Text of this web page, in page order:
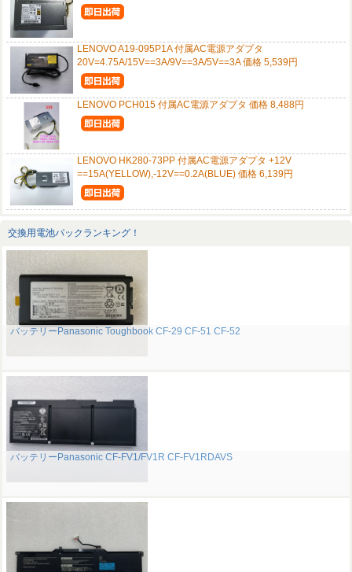
LENOVO A19-095P1A 付属AC電源アダプタ
20V=4.75A/15V==3A/9V==3A/5V==3A 価格 5,539円
LENOVO PCH015 付属AC電源アダプタ 価格 8,488円
LENOVO HK280-73PP 付属AC電源アダプタ +12V
==15A(YELLOW),-12V==0.2A(BLUE) 価格 6,139円
交換用電池パックランキング！
バッテリーPanasonic Toughbook CF-29 CF-51 CF-52
バッテリーPanasonic CF-FV1/FV1R CF-FV1RDAVS